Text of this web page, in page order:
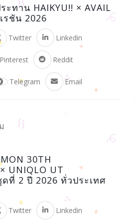
ทาน HAIKYU!! × AVAIL
ชัน 2026
Twitter Linkedin
Pinterest Reddit
Telegram Email
30TH
× UNIQLO UT
ดที่ 2 ปี 2026 ทั่วประเทศ
Twitter Linkedin